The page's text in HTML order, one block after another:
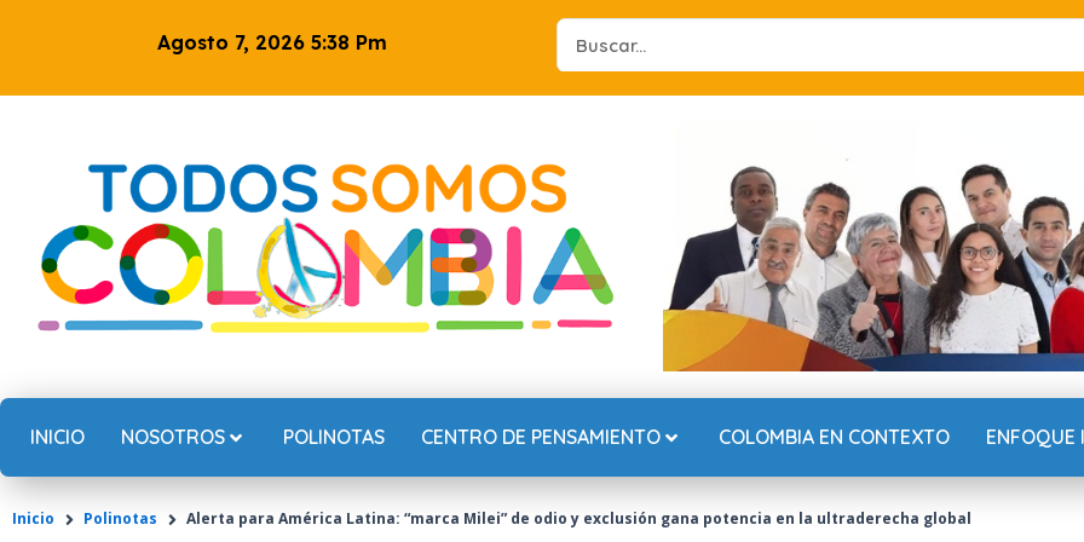
Agosto 7, 2026 5:38 Pm
Search
...
INICIO NOSOTROS POLINOTAS CENTRO DE PENSAMIENTO COLOMBIA EN CONTEXTO ENFOQUE
Inicio Polinotas Alerta para América Latina: “marca Milei” de odio y exclusión gana potencia en la ultraderecha global